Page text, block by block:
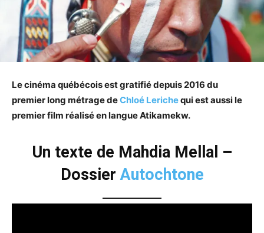
Le cinéma québécois est gratifié depuis 2016 du
premier long métrage deChloé Lerichequi est aussi le
premier film réalisé en langue Atikamekw.
Un texte de Mahdia Mellal –
DossierAutochtone